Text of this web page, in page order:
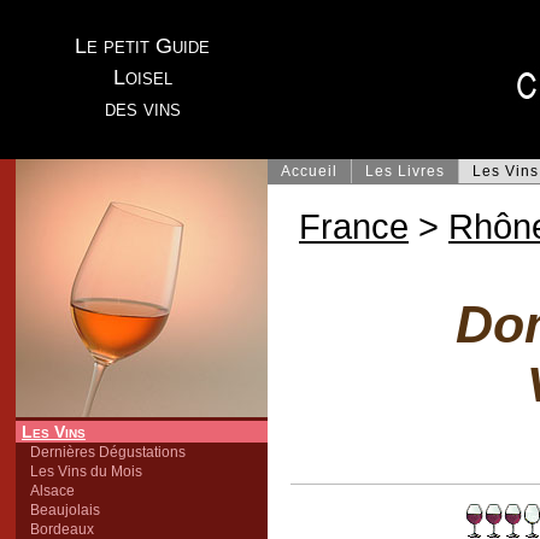
Le petit Guide
Loisel
des vins
Les Vins
Dernières Dégustations
Les Vins du Mois
Alsace
Beaujolais
Bordeaux
Accueil Les Livres Les Vins
France >